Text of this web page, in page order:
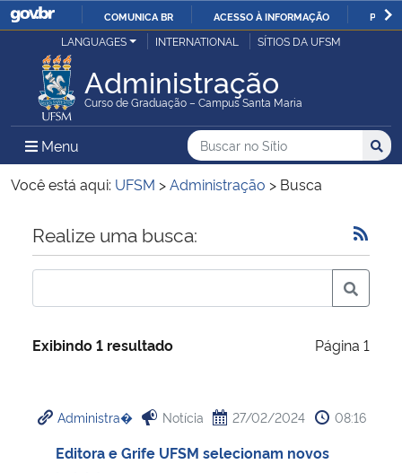
IR
O
COMUNICA BR ACESSO À INFORMAÇÃO
Ministério da Justiça e Segurança Pública
Ministério da Defesa
Ministério das Relações Exteriores
Ministério da Economia
Ministério da Infraestrutura
Ministério da Cidadania
LANGUAGES INTERNATIONAL SÍTIOS DA UFSM
Administração
Curso de Graduação – Campus Santa Maria
Menu Menu Principal do Sítio
Busca
Buscar no no Sítio
Busca:
Você está aqui: UFSM >Administração > Busca
Início do conteúdo
Realize uma busca:
Exibindo 1 resultado Página 1
Administra� Notícia 27/02/2024 08:16
Editora e Grife UFSM selecionam novos